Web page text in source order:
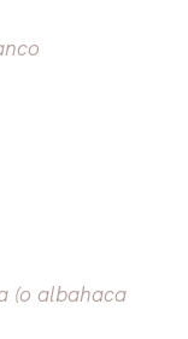
(o albahaca